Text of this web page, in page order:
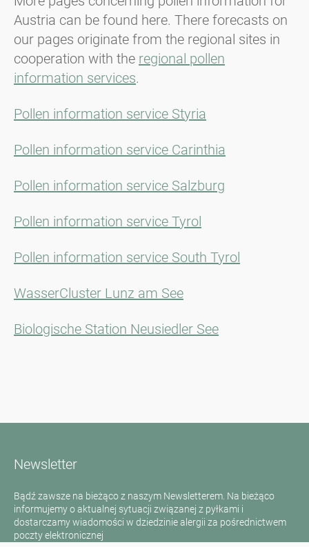
Austria can be found here. There forecasts on
our pages originate from the regional sites in
cooperation with the regional pollen
information services.
Pollen information service Styria
Pollen information service Carinthia
Pollen information service Salzburg
Pollen information service Tyrol
Pollen information service South Tyrol
WasserCluster Lunz am See
Biologische Station Neusiedler See
Newsletter
Bądź zawsze na bieżąco z naszym Newsletterem. Na bieżąco
informujemy o aktualnej sytuacji związanej z pyłkami i
dostarczamy wiadomości w dziedzinie alergii za pośrednictwem
poczty elektronicznej